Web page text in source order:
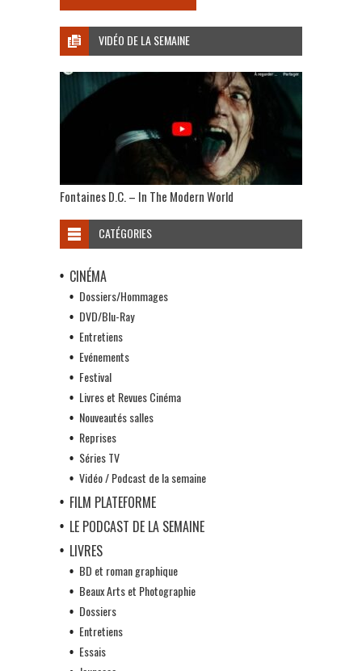
VIDÉO DE LA SEMAINE
Fontaines D.C. – In The Modern World
CATÉGORIES
CINÉMA
Dossiers/Hommages
DVD/Blu-Ray
Entretiens
Evénements
Festival
Livres et Revues Cinéma
Nouveautés salles
Reprises
Séries TV
Vidéo / Podcast de la semaine
FILM PLATEFORME
LE PODCAST DE LA SEMAINE
LIVRES
BD et roman graphique
Beaux Arts et Photographie
Dossiers
Entretiens
Essais